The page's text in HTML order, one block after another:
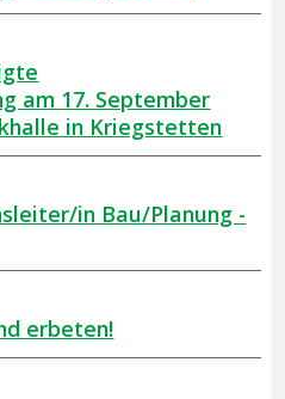
am 17. September
in Kriegstetten
in Bau/Planung -
erbeten!